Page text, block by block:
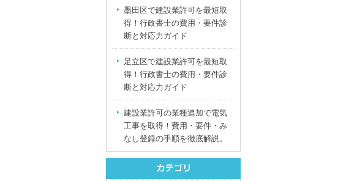
墨田区で建設業許可を最短取
得！行政書士の費用・要件診
断と対応力ガイド
足立区で建設業許可を最短取
得！行政書士の費用・要件診
断と対応力ガイド
建設業許可の業種追加で電気
工事を取得！費用・要件・み
なし登録の手順を徹底解説。